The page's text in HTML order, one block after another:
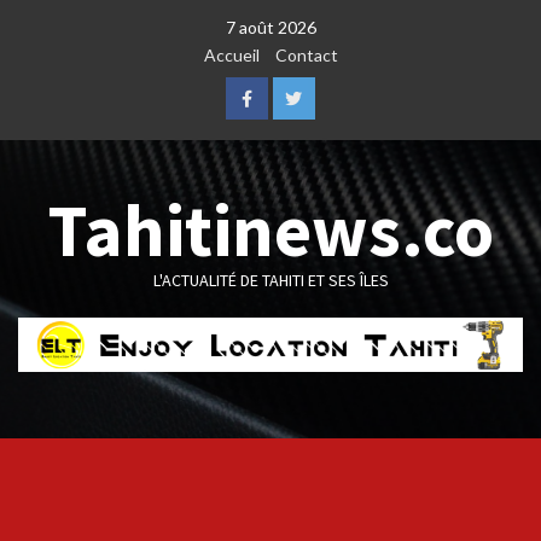
7 août 2026
Accueil
Contact
FacebookTwitter
Tahitinews.co
L'ACTUALITÉ DE TAHITI ET SES ÎLES